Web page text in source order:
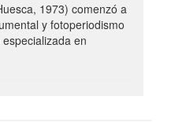
1973) comenzó a
y fotoperiodismo
en